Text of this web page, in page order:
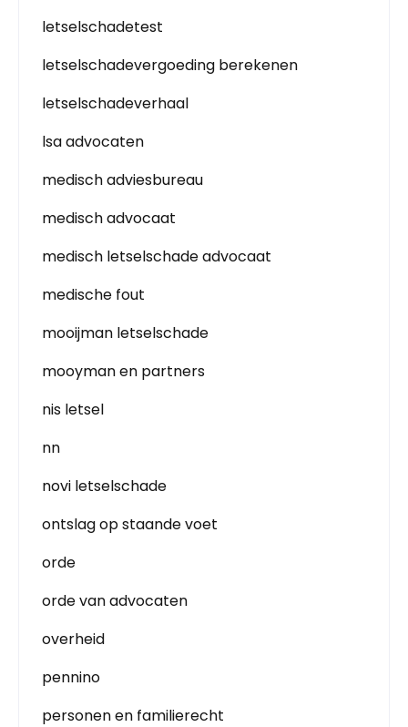
letselschadetest
letselschadevergoeding berekenen
letselschadeverhaal
lsa advocaten
medisch adviesbureau
medisch advocaat
medisch letselschade advocaat
medische fout
mooijman letselschade
mooyman en partners
nis letsel
nn
novi letselschade
ontslag op staande voet
orde
orde van advocaten
overheid
pennino
personen en familierecht